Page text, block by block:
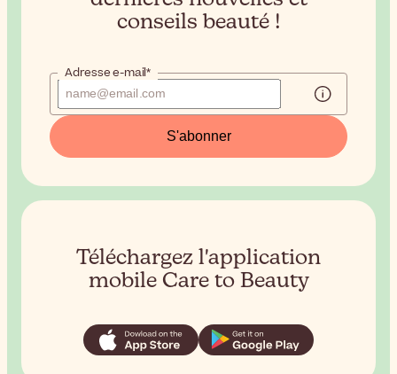
conseils beauté !
Adresse e-mail*
S'abonner
Téléchargez l'application
mobile Care to Beauty